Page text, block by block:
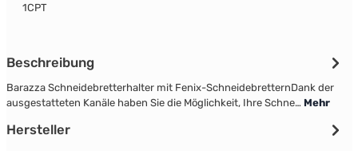
1CPT
Beschreibung
Barazza Schneidebretterhalter mit Fenix-SchneidebretternDank der
ausgestatteten Kanäle haben Sie die Möglichkeit, Ihre Schne… Mehr
Hersteller